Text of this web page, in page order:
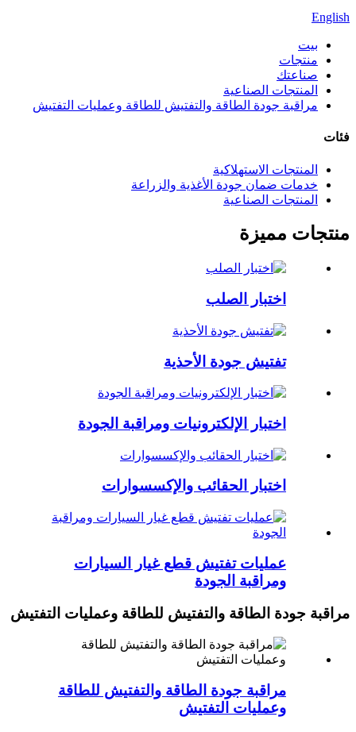
English
بيت
منتجات
صناعتك
المنتجات الصناعية
مراقبة جودة الطاقة والتفتيش للطاقة وعمليات التفتيش
فئات
المنتجات الاستهلاكية
خدمات ضمان جودة الأغذية والزراعة
المنتجات الصناعية
منتجات مميزة
اختبار الصلب
تفتيش جودة الأحذية
اختبار الإلكترونيات ومراقبة الجودة
اختبار الحقائب والإكسسوارات
عمليات تفتيش قطع غيار السيارات
ومراقبة الجودة
مراقبة جودة الطاقة والتفتيش للطاقة وعمليات التفتيش
مراقبة جودة الطاقة والتفتيش للطاقة
وعمليات التفتيش